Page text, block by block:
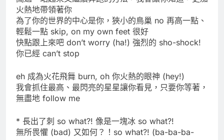
火熱地帶領著你
為了你的世界的中心是你，狹小的鳥巢 no 再高一點、
輕鬆一點 skip, on my own feet 很好
快點跟上來吧 don’t worry (ha!) 強烈的 sho-shock!
你已經 can’t stop
eh 成為火花飛舞 burn, oh 你火熱的眼神 (hey!)
我會抓住最高、最閃亮的星星讓你看見，只要你等著，
無盡地 follow me
* 長出了刺 so what?! 像是一塊冰 so what?!
無所畏懼 (bad) 又如何？！so what?! (ba-ba-ba-